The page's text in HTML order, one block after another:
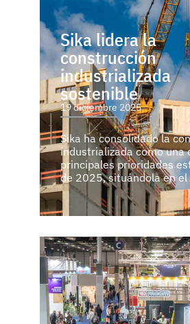
Sika lidera la
construcción
industrializada
sostenible
19 diciembre 2025
Sika ha consolidado la
industrializada como una
principales prioridades
de 2025, situándola en el